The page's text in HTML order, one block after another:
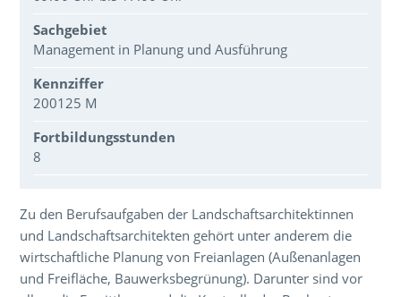
Sachgebiet
Management in Planung und Ausführung
Kennziffer
200125 M
Fortbildungsstunden
8
Über den Inhalt der Veranstaltung
Zu den Berufsaufgaben der Landschaftsarchitektinnen
und Landschaftsarchitekten gehört unter anderem die
wirtschaftliche Planung von Freianlagen (Außenanlagen
und Freifläche, Bauwerksbegrünung). Darunter sind vor